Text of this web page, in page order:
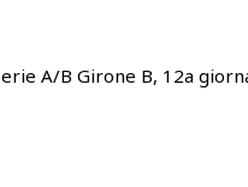
A/B Girone B, 12a